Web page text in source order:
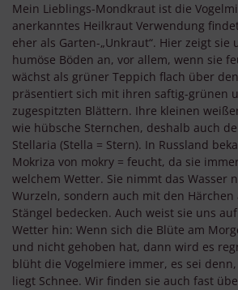
Mein Lieblings-Mondkraut ist die
anerkanntes Heilkraut Verwendung
eher als Garten-„Unkraut“. Hier zeigt sie
humöse Böden an, vor allem, wenn sie
wächst als grüner Teppich flach über
präsentiert sich mit ihren saftig-grünen
zugespitzten Blättern. Ihre kleinen
wie hübsche Sternchen, deshalb auch
Stellaria (Stella = Stern). In Russland
Mokriza von mokry = feucht, da sie
welchem Wetter. Sie nimmt das Wasser
Wurzeln, sondern auch mit den Härchen
Stängel bedecken. Auch weist sie uns
Wetter hin: Wenn sich die Blüte am
und nicht gehoben hat, dann wird es
blüht die Vogelmiere immer, es sei
liegt Schnee. Wir finden sie auch fast